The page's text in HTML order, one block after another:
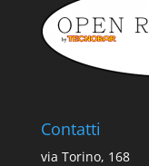
Contatti
via Torino, 168